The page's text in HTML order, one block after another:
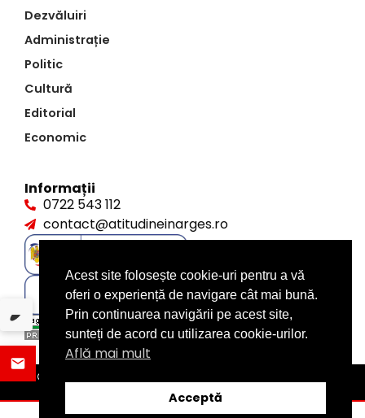
Dezvăluiri
Administrație
Politic
Cultură
Editorial
Economic
Informații
0722 543 112
contact@atitudineinarges.ro
©2026 Atitudine în Argeș. Toate drepturile rezervate
design byXITE.ro
Acest site folosește cookie-uri pentru a vă
oferi o experiență de navigare cât mai bună.
Prin continuarea navigării pe acest site,
sunteți de acord cu utilizarea cookie-urilor.
Află mai mult
Acceptă